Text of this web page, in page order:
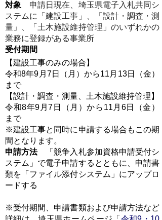
対象 申請日現在、埼玉県電子入札共同シ
ステムに「建設工事」、「設計・調査・測
量」、「土木施設維持管理」のいずれかの
業務に登録がある事業所
受付期間
【建設工事のみの場合】
令和8年9月7日（月）から11月13日（金）
まで
【設計・調査・測量、土木施設維持管理】
令和8年9月7日（月）から11月6日（金）
まで
※建設工事と同時に申請する場合もこの期
間となります。
申請方法
「競争入札参加資格申請受付シ
ステム」で電子申請するとともに、申請書
類を「ファイル添付システム」にアップロ
ードする
※受付期間、申請書類および申請方法など